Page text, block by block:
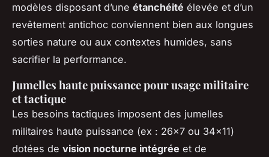
modèles disposant d’une étanchéité élevée et d’un
revêtement antichoc conviennent bien aux longues
sorties nature ou aux contextes humides, sans
sacrifier la performance.
Jumelles haute puissance pour usage militaire
et tactique
Les besoins tactiques imposent des jumelles
militaires haute puissance (ex : 26x7 ou 34x11)
dotées de vision nocturne intégrée et de